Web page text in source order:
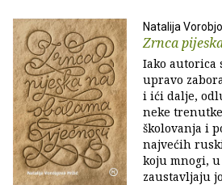
Natalija
Zrnca
Iako autorica
upravo
i ići dalje,
neke
školovanja i
najvećih
koju mnogi,
zaustavljaju